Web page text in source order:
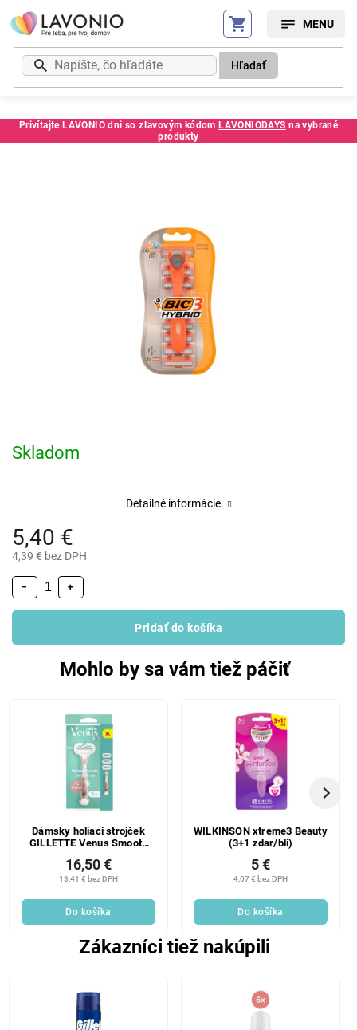
Prejsť
na
obsah
Privítajte LAVONIO dni so zľavovým kódom LAVONIODAYS na vybrané
produkty
Hľadať
Kód: 902SC66
5,40 €
4,39 € bez DPH
Skladom
+
−
Pridať do košíka
Detailné informácie
Mohlo by sa vám tiež páčiť
Dámsky holiaci strojček
GILLETTE Venus Smooth
13,41 € bez DPH
16,50 €
Do košíka
WILKINSON xtreme3 Beauty
(3+1 zdar/bli)
4,07 € bez DPH
5 €
Do košíka
Zákazníci tiež nakúpili